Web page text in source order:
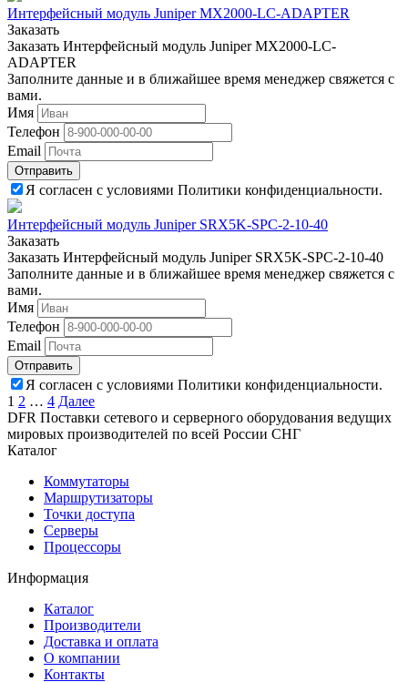
Интерфейсный модуль Juniper MX2000-LC-ADAPTER
Заказать
Заказать Интерфейсный модуль Juniper MX2000-LC-
ADAPTER
Заполните данные и в ближайшее время менеджер свяжется с
вами.
Имя
Телефон
Email
Отправить
Я согласен с условиями Политики конфиденциальности.
Интерфейсный модуль Juniper SRX5K-SPC-2-10-40
Заказать
Заказать Интерфейсный модуль Juniper SRX5K-SPC-2-10-40
Заполните данные и в ближайшее время менеджер свяжется с
вами.
Имя
Телефон
Email
Отправить
Я согласен с условиями Политики конфиденциальности.
Пагинация
записей
1 2 … 4 Далее
DFR Поставки сетевого и серверного оборудования ведущих
мировых производителей по всей России СНГ
Каталог
Коммутаторы
Маршрутизаторы
Точки доступа
Серверы
Процессоры
Информация
Каталог
Производители
Доставка и оплата
О компании
Контакты